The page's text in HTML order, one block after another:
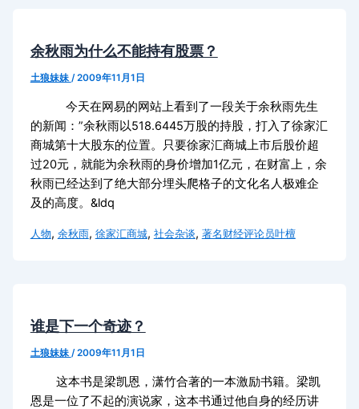
余秋雨为什么不能持有股票？
土狼妹妹 /2009年11月1日
今天在网易的网站上看到了一段关于余秋雨先生
的新闻：”余秋雨以518.6445万股的持股，打入了徐家汇
商城第十大股东的位置。只要徐家汇商城上市后股价超
过20元，就能为余秋雨的身价增加1亿元，在财富上，余
秋雨已经达到了绝大部分埋头爬格子的文化名人极难企
及的高度。&ldq
人物, 余秋雨, 徐家汇商城, 社会杂谈, 著名财经评论员叶檀
谁是下一个奇迹？
土狼妹妹 /2009年11月1日
这本书是梁凯恩，潇竹合著的一本激励书籍。梁凯
恩是一位了不起的演说家，这本书通过他自身的经历讲